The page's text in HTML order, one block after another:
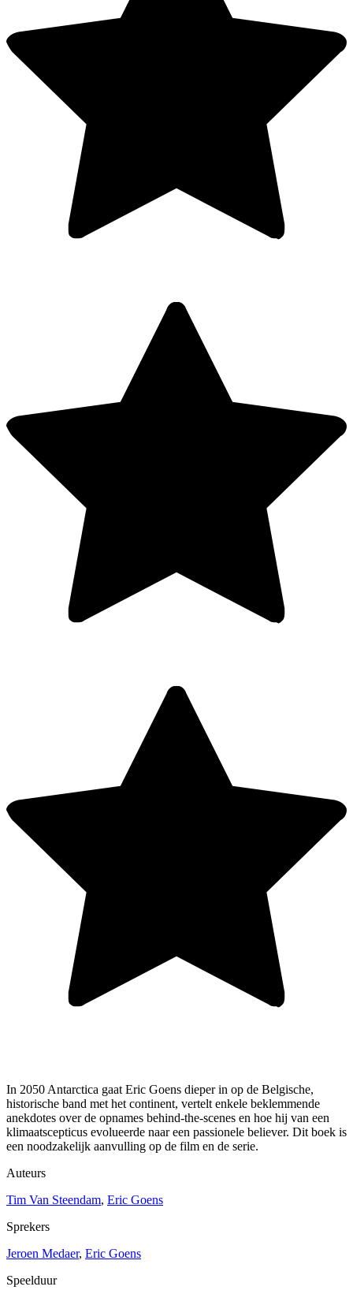
In 2050 Antarctica gaat Eric Goens dieper in op de Belgische,
historische band met het continent, vertelt enkele beklemmende
anekdotes over de opnames behind-the-scenes en hoe hij van een
klimaatscepticus evolueerde naar een passionele believer. Dit boek is
een noodzakelijk aanvulling op de film en de serie.
Auteurs
Tim Van Steendam, Eric Goens
Sprekers
Jeroen Medaer, Eric Goens
Speelduur